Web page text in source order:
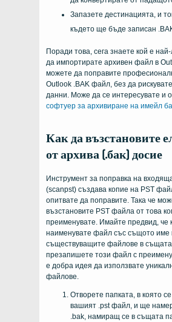
Запазете дестинацията, и
където ще бъде записан
Поради това, сега знаете кой е
да импортирате архивен файл в
можете да поправите
Outlook .BAK файл, без да
данни. Може да се интересувате и
софтуер за архивиране на имейл
Как да възстановите
от архива (.бак) досие
Инструмент за поправка на
(scanpst) създава копие на PST
опитвате да поправите. Така че
възстановите PST файла от това
преименувате. Имайте предвид, че
наименувате файл със същото име
съществуващите файлове в
презапишете този файл с
е добра идея да използвате
файлове.
Отворете папката, в която
вашият .pst файл, и ще
.bak, намиращ се в същата